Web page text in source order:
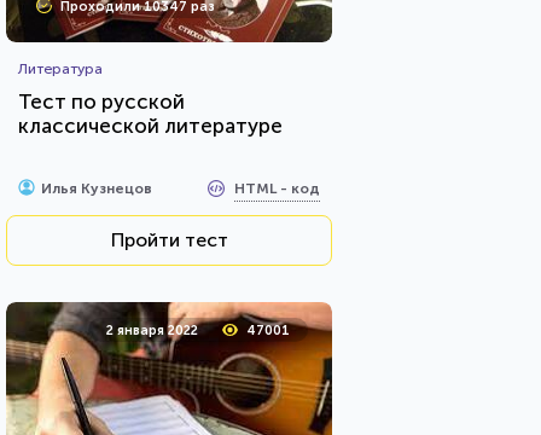
Проходили 10347 раз
Литература
Тест по русской
классической литературе
Илья Кузнецов HTML - код
Пройти тест
2 января 2022 47001